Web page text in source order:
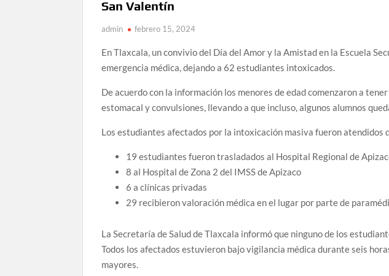
San Valentín
admin febrero 15, 2024
En Tlaxcala, un convivio del Día del Amor y la Amistad en la Escuela
emergencia médica, dejando a 62 estudiantes intoxicados.
De acuerdo con la información los menores de edad comenzaron a
estomacal y convulsiones, llevando a que incluso, algunos alumnos
Los estudiantes afectados por la intoxicación masiva fueron atendidos
19 estudiantes fueron trasladados al Hospital Regional de
8 al Hospital de Zona 2 del IMSS de Apizaco
6 a clínicas privadas
29 recibieron valoración médica en el lugar por parte de
La Secretaría de Salud de Tlaxcala informó que ninguno de los
Todos los afectados estuvieron bajo vigilancia médica durante seis
mayores.